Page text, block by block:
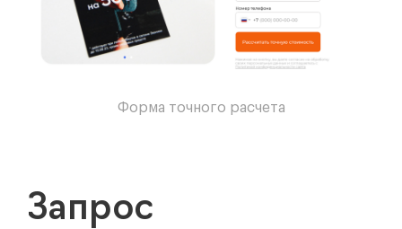
Форма точного расчета
Запрос